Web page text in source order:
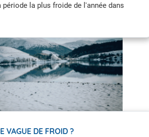
période la plus froide de l'année dans
VAGUE DE FROID ?